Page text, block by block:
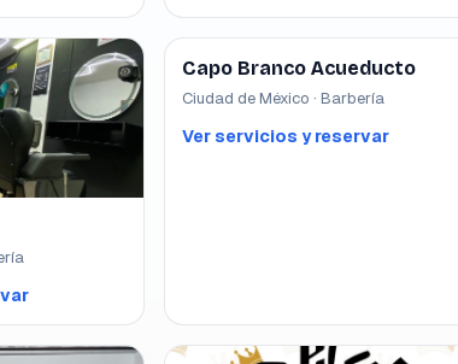
Capo Branco Acueducto
Ciudad de México · Barbería
Ver servicios y reservar